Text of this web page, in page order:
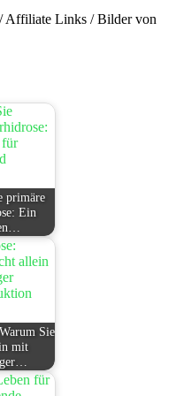
Affiliate Links / Bilder von
primäre
Ein
Sie
mit